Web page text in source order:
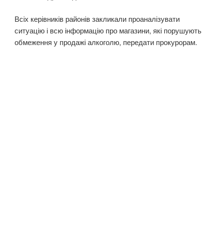
Всіх керівників районів закликали проаналізувати
ситуацію і всю інформацію про магазини, які порушують
обмеження у продажі алкоголю, передати прокурорам.